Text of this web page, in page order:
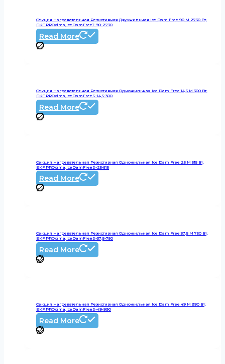
Секция Нагревательная Резистивная Двухжильная Ice Dam Free 90 М 2730 Вт,
EKF PROxima,IceDamFreeT-90-2730
Read More
Секция Нагревательная Резистивная Одножильная Ice Dam Free 14,5 М 300 Вт,
EKF PROxima,IceDamFreeS-14,5-300
Read More
Секция Нагревательная Резистивная Одножильная Ice Dam Free 25 М 515 Вт,
EKF PROxima,IceDamFreeS-25-515
Read More
Секция Нагревательная Резистивная Одножильная Ice Dam Free 37,5 М 750 Вт,
EKF PROxima,IceDamFreeS-37,5-750
Read More
Секция Нагревательная Резистивная Одножильная Ice Dam Free 49 М 990 Вт,
EKF PROxima,IceDamFreeS-49-990
Read More